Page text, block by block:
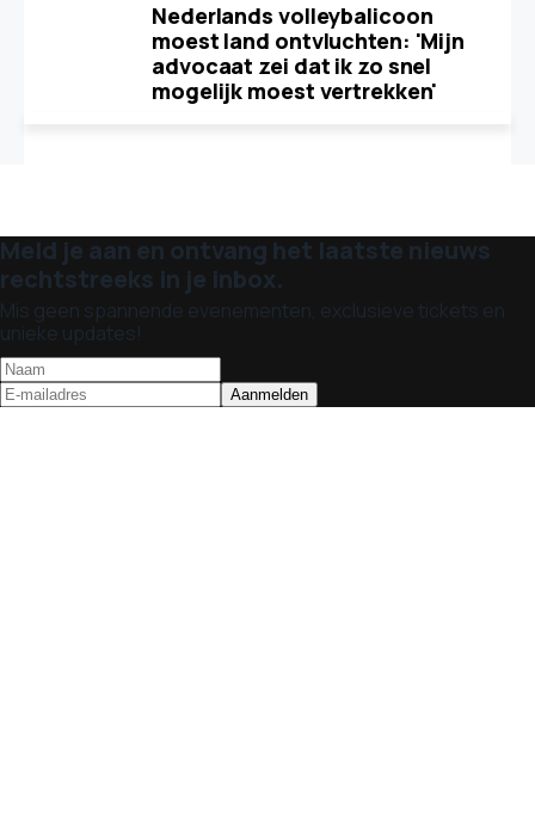
Nederlands volleybalicoon
moest land ontvluchten: 'Mijn
advocaat zei dat ik zo snel
mogelijk moest vertrekken'
Meld je aan en ontvang het laatste nieuws
rechtstreeks in je inbox.
Mis geen spannende evenementen, exclusieve tickets en
unieke updates!